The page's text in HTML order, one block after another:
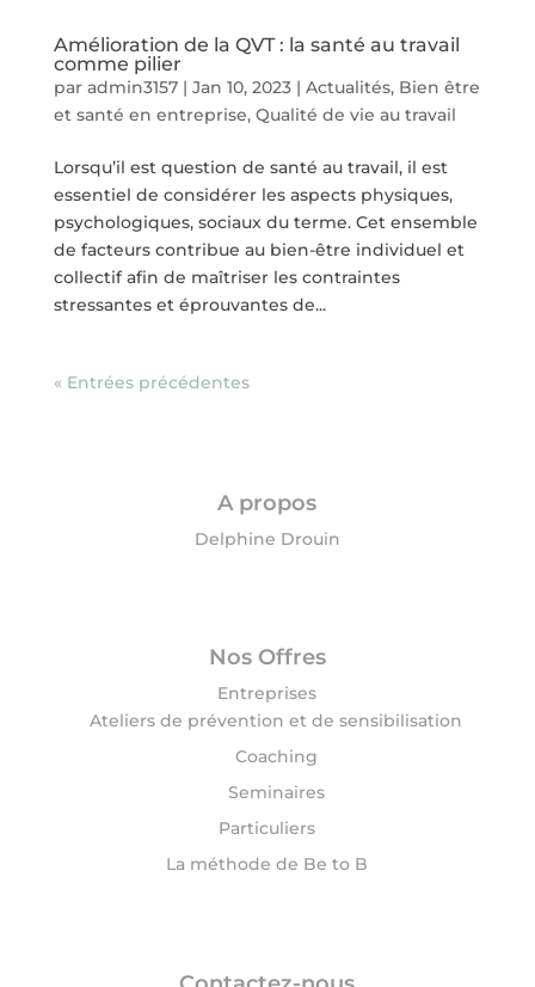
Amélioration de la QVT : la santé au travail
comme pilier
par admin3157| Jan 10, 2023| Actualités, Bien être
et santé en entreprise, Qualité de vie au travail
Lorsqu’il est question de santé au travail, il est
essentiel de considérer les aspects physiques,
psychologiques, sociaux du terme. Cet ensemble
de facteurs contribue au bien-être individuel et
collectif afin de maîtriser les contraintes
stressantes et éprouvantes de...
« Entrées précédentes
A propos
Delphine Drouin
Nos Offres
Entreprises
Ateliers de prévention et de sensibilisation
Coaching
Seminaires
Particuliers
La méthode de Be to B